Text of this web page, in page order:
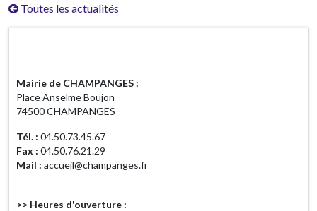
Toutes les actualités
Mairie de CHAMPANGES :
Place Anselme Boujon
74500 CHAMPANGES
Tél. : 04.50.73.45.67
Fax : 04.50.76.21.29
Mail : accueil@champanges.fr
>> Heures d'ouverture :